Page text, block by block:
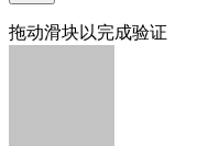
拖动滑块以完成验证